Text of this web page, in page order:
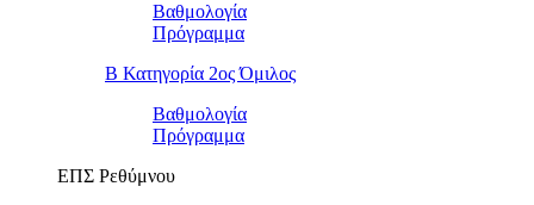
Βαθμολογία
Πρόγραμμα
Β Κατηγορία 2ος Όμιλος
Βαθμολογία
Πρόγραμμα
ΕΠΣ Ρεθύμνου